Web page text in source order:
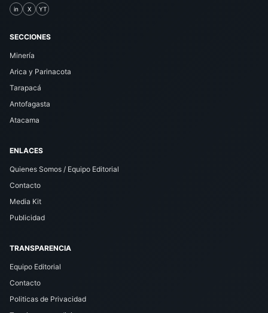
in X YT
SECCIONES
Minería
Arica y Parinacota
Tarapacá
Antofagasta
Atacama
ENLACES
Quienes Somos / Equipo Editorial
Contacto
Media Kit
Publicidad
TRANSPARENCIA
Equipo Editorial
Contacto
Politicas de Privacidad